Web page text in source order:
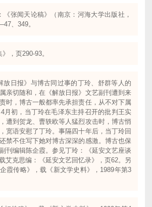
《张闻天论稿》（南京：河海大学出版社，
、349。
，页290-93。
放日报》与博古同过事的丁玲、舒群等人的
亲切随和，在《解放日报》文艺副刊遭到来
时，博古一般都率先承担责任，从不对下属
月初，当丁玲在毛泽东主持召开的批判王实
遭到贺龙、曹轶欧等人猛烈攻击时，博古悄
宽语安慰了丁玲。事隔四十年后，当丁玲回
禁不住写下她对博古深深的感激。博古也保
刊编辑陈企霞。参见丁玲：《延安文艺座谈
艾克思编：《延安文艺回忆录》，页62。另
霞传略》，载《新文学史料》，1989年第3